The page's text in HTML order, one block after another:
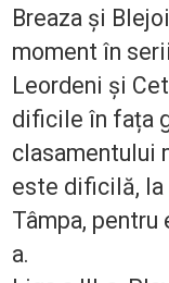
Breaza și
moment în
Leordeni și
dificile în fața
clasamentului
este dificilă, la
Tâmpa, pentru
a.